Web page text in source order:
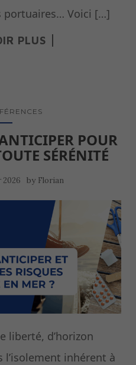
portuaires… Voici […]
PLUS
POUR
SÉRÉNITÉ
2026 by Florian
liberté, d’horizon
l’isolement inhérent à